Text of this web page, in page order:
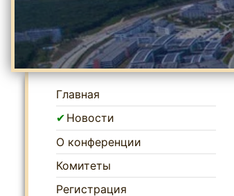
Главная
Новости
О конференции
Комитеты
Регистрация